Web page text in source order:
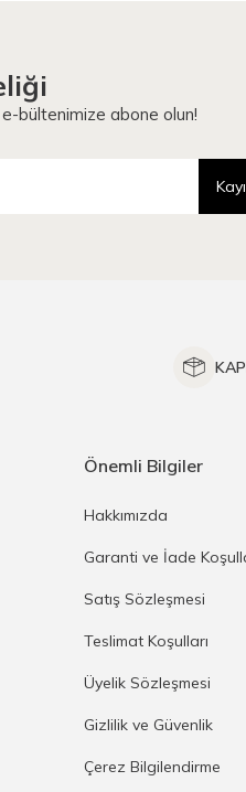
bültenimize abone olun!
Önemli Bilgiler
Hakkımızda
Garanti ve İade
Satış Sözleşmesi
Teslimat Koşulları
Üyelik Sözleşmesi
Gizlilik ve Güvenlik
Çerez Bilgilendirme